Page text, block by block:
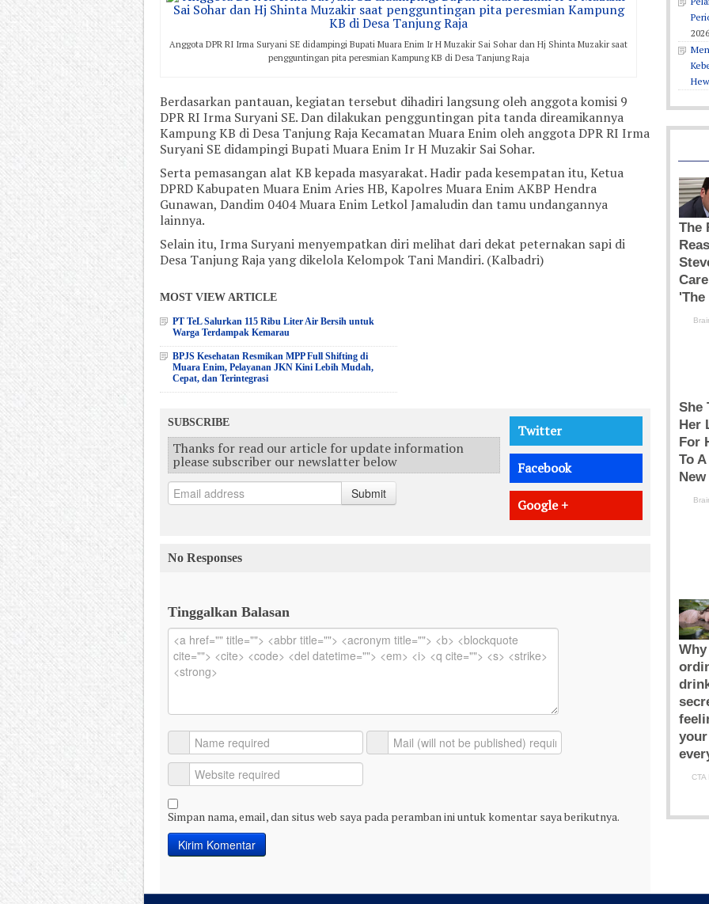
Anggota DPR RI Irma Suryani SE didampingi Bupati Muara Enim Ir H Muzakir Sai Sohar dan Hj Shinta Muzakir saat
pengguntingan pita peresmian Kampung KB di Desa Tanjung Raja
Berdasarkan pantauan, kegiatan tersebut dihadiri langsung oleh anggota komisi 9
DPR RI Irma Suryani SE. Dan dilakukan pengguntingan pita tanda direamikannya
Kampung KB di Desa Tanjung Raja Kecamatan Muara Enim oleh anggota DPR RI Irma
Suryani SE didampingi Bupati Muara Enim Ir H Muzakir Sai Sohar.
Serta pemasangan alat KB kepada masyarakat. Hadir pada kesempatan itu, Ketua
DPRD Kabupaten Muara Enim Aries HB, Kapolres Muara Enim AKBP Hendra
Gunawan, Dandim 0404 Muara Enim Letkol Jamaludin dan tamu undangannya
lainnya.
Selain itu, Irma Suryani menyempatkan diri melihat dari dekat peternakan sapi di
Desa Tanjung Raja yang dikelola Kelompok Tani Mandiri. (Kalbadri)
MOST VIEW ARTICLE
PT TeL Salurkan 115 Ribu Liter Air Bersih untuk
Warga Terdampak Kemarau
BPJS Kesehatan Resmikan MPP Full Shifting di
Muara Enim, Pelayanan JKN Kini Lebih Mudah,
Cepat, dan Terintegrasi
SUBSCRIBE
Thanks for read our article for update information
please subscriber our newslatter below
Submit
Twitter
Facebook
Google +
No Responses
Tinggalkan Balasan
Simpan nama, email, dan situs web saya pada peramban ini untuk komentar saya berikutnya.
2026